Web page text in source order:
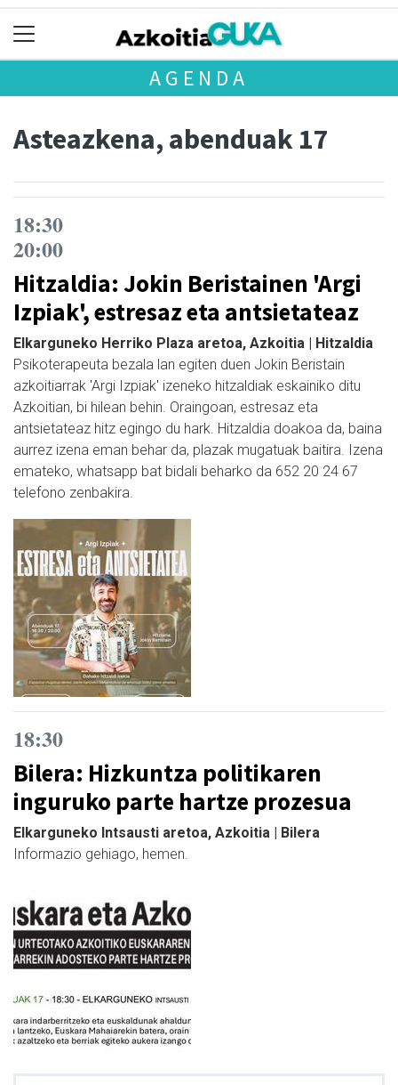
AGENDA
Asteazkena, abenduak 17
18:30
20:00
Hitzaldia: Jokin Beristainen 'Argi
Izpiak', estresaz eta antsietateaz
Elkarguneko Herriko Plaza aretoa, Azkoitia | Hitzaldia
Psikoterapeuta bezala lan egiten duen Jokin Beristain
azkoitiarrak 'Argi Izpiak' izeneko hitzaldiak eskainiko ditu
Azkoitian, bi hilean behin. Oraingoan, estresaz eta
antsietateaz hitz egingo du hark. Hitzaldia doakoa da, baina
aurrez izena eman behar da, plazak mugatuak baitira. Izena
emateko, whatsapp bat bidali beharko da 652 20 24 67
telefono zenbakira.
18:30
Bilera: Hizkuntza politikaren
inguruko parte hartze prozesua
Elkarguneko Intsausti aretoa, Azkoitia | Bilera
Informazio gehiago, hemen.